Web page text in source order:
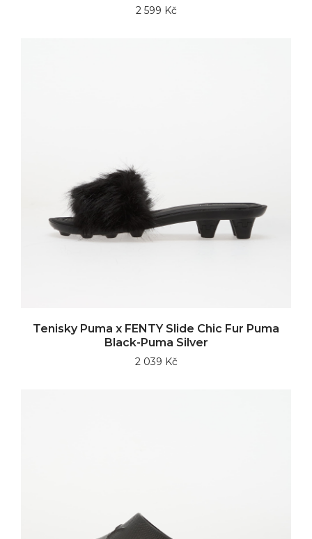
2 599 Kč
Tenisky Puma x FENTY Slide Chic Fur Puma
Black-Puma Silver
2 039 Kč